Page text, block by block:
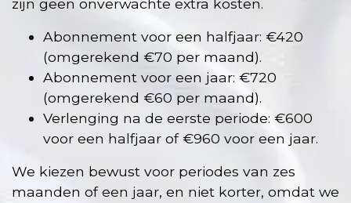
zijn geen onverwachte extra kosten.
Abonnement voor een halfjaar: €420
(omgerekend €70 per maand).
Abonnement voor een jaar: €720
(omgerekend €60 per maand).
Verlenging na de eerste periode: €600
voor een halfjaar of €960 voor een jaar.
We kiezen bewust voor periodes van zes
maanden of een jaar, en niet korter, omdat we